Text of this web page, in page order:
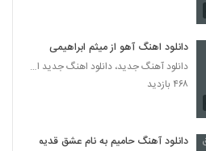
دانلود اهنگ آهو از میثم ابراهیمی
دانلود آهنگ جدید، دانلود اهنگ جدید ایرانی
۴۶۸ بازدید
دانلود آهنگ حامیم به نام عشق قدیمی